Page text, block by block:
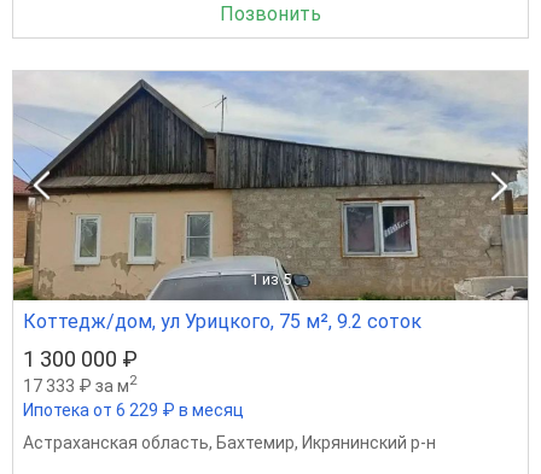
Позвонить
1 из 5
Коттедж/дом, ул Урицкого, 75 м², 9.2 соток
1 300 000 ₽
17 333 ₽ за м2
Ипотека от 6 229 ₽ в месяц
Астраханская область, Бахтемир, Икрянинский р-н